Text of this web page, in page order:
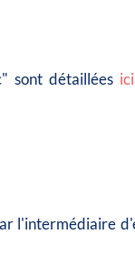
sont détaillées ici
l'intermédiaire